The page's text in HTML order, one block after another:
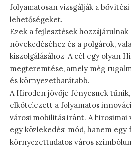
folyamatosan vizsgálják a
lehetőségeket.
Ezek a fejlesztések hozzájárulnak
növekedéséhez és a polgárok,
kiszolgálásához. A cél egy olyan
megteremtése, amely még
és környezetbarátabb.
A Hiroden jövője fényesnek
elkötelezett a folyamatos
városi mobilitás iránt. A hirosimai
egy közlekedési mód, hanem egy
környezettudatos város